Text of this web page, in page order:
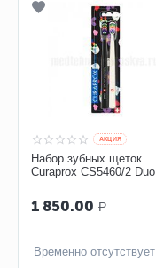
AКЦИЯ
Набор зубных щеток
Curaprox CS5460/2 Duo
1 850.00 Р
Временно отсутствует